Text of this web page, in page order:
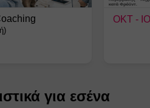
ΟΚΤ -
για εσένα